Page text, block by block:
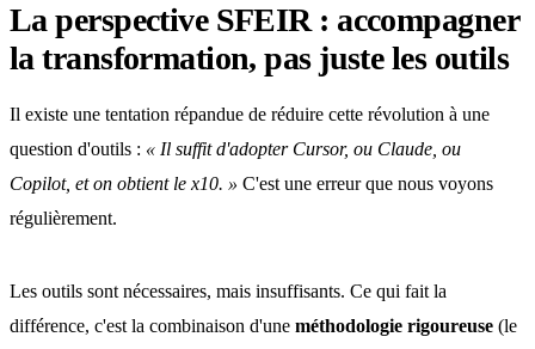
La perspective SFEIR : accompagner
la transformation, pas juste les outils
Il existe une tentation répandue de réduire cette révolution à une
question d'outils : « Il suffit d'adopter Cursor, ou Claude, ou
Copilot, et on obtient le x10. » C'est une erreur que nous voyons
régulièrement.
Les outils sont nécessaires, mais insuffisants. Ce qui fait la
différence, c'est la combinaison d'une méthodologie rigoureuse (le